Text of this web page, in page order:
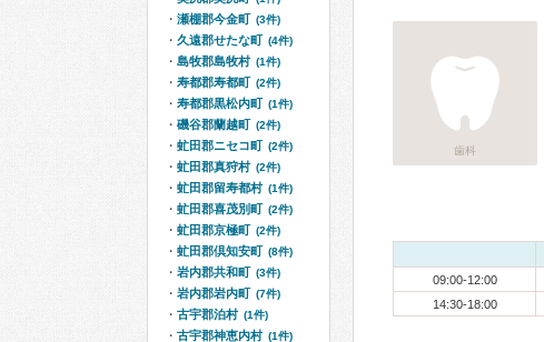
歯科
09:00-12:00
14:30-18:00
瀬棚郡今金町 (3件)
久遠郡せたな町 (4件)
島牧郡島牧村 (1件)
寿都郡寿都町 (2件)
寿都郡黒松内町 (1件)
磯谷郡蘭越町 (2件)
虻田郡ニセコ町 (2件)
虻田郡真狩村 (2件)
虻田郡留寿都村 (1件)
虻田郡喜茂別町 (2件)
虻田郡京極町 (2件)
虻田郡倶知安町 (8件)
岩内郡共和町 (3件)
岩内郡岩内町 (7件)
古宇郡泊村 (1件)
古宇郡神恵内村 (1件)